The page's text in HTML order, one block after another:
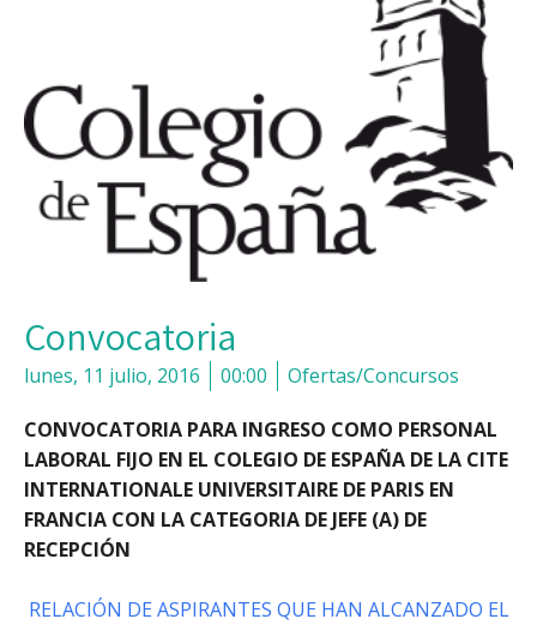
Convocatoria
lunes, 11 julio, 2016 00:00 Ofertas/Concursos
CONVOCATORIA PARA INGRESO COMO PERSONAL
LABORAL FIJO EN EL COLEGIO DE ESPAÑA DE LA CITE
INTERNATIONALE UNIVERSITAIRE DE PARIS EN
FRANCIA CON LA CATEGORIA DE JEFE (A) DE
RECEPCIÓN
RELACIÓN DE ASPIRANTES QUE HAN ALCANZADO EL